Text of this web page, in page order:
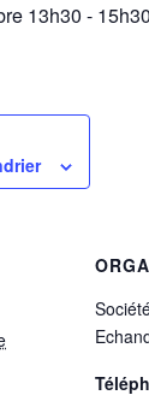
13h30 - 15h30